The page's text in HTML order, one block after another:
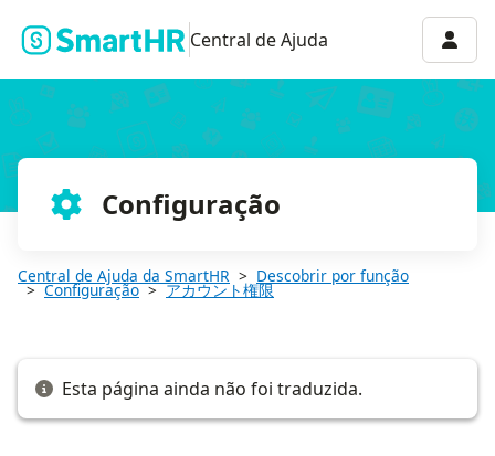
Central de Ajuda
Configuração
Central de Ajuda da SmartHR Descobrir por função
Configuração アカウント権限
Esta página ainda não foi traduzida.